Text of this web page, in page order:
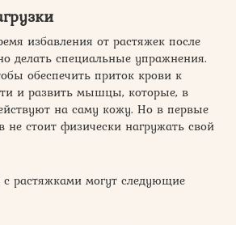
избавления от растяжек после
делать специальные упражнения.
обеспечить приток крови к
и развить мышцы, которые, в
на саму кожу. Но в первые
не стоит физически нагружать свой
растяжками могут следующие